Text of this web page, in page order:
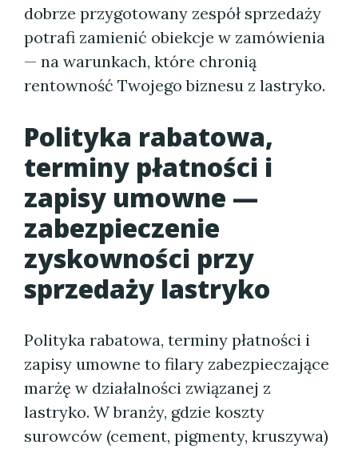
dobrze przygotowany zespół sprzedaży
potrafi zamienić obiekcje w zamówienia
— na warunkach, które chronią
rentowność Twojego biznesu z lastryko.
Polityka rabatowa,
terminy płatności i
zapisy umowne —
zabezpieczenie
zyskowności przy
sprzedaży lastryko
Polityka rabatowa, terminy płatności i
zapisy umowne to filary zabezpieczające
marżę w działalności związanej z
lastryko. W branży, gdzie koszty
surowców (cement, pigmenty, kruszywa)